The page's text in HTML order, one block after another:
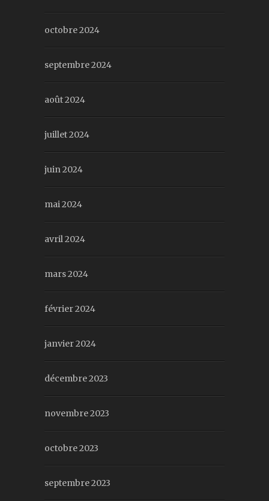
octobre 2024
septembre 2024
août 2024
juillet 2024
juin 2024
mai 2024
avril 2024
mars 2024
février 2024
janvier 2024
décembre 2023
novembre 2023
octobre 2023
septembre 2023